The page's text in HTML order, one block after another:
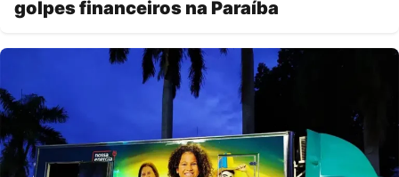
golpes financeiros na Paraíba